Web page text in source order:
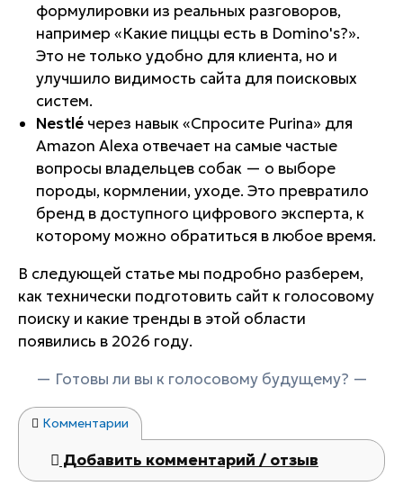
формулировки из реальных разговоров,
например «Какие пиццы есть в Domino's?».
Это не только удобно для клиента, но и
улучшило видимость сайта для поисковых
систем.
Nestlé через навык «Спросите Purina» для
Amazon Alexa отвечает на самые частые
вопросы владельцев собак — о выборе
породы, кормлении, уходе. Это превратило
бренд в доступного цифрового эксперта, к
которому можно обратиться в любое время.
В следующей статье мы подробно разберем,
как технически подготовить сайт к голосовому
поиску и какие тренды в этой области
появились в 2026 году.
— Готовы ли вы к голосовому будущему? —
Комментарии
Добавить комментарий / отзыв